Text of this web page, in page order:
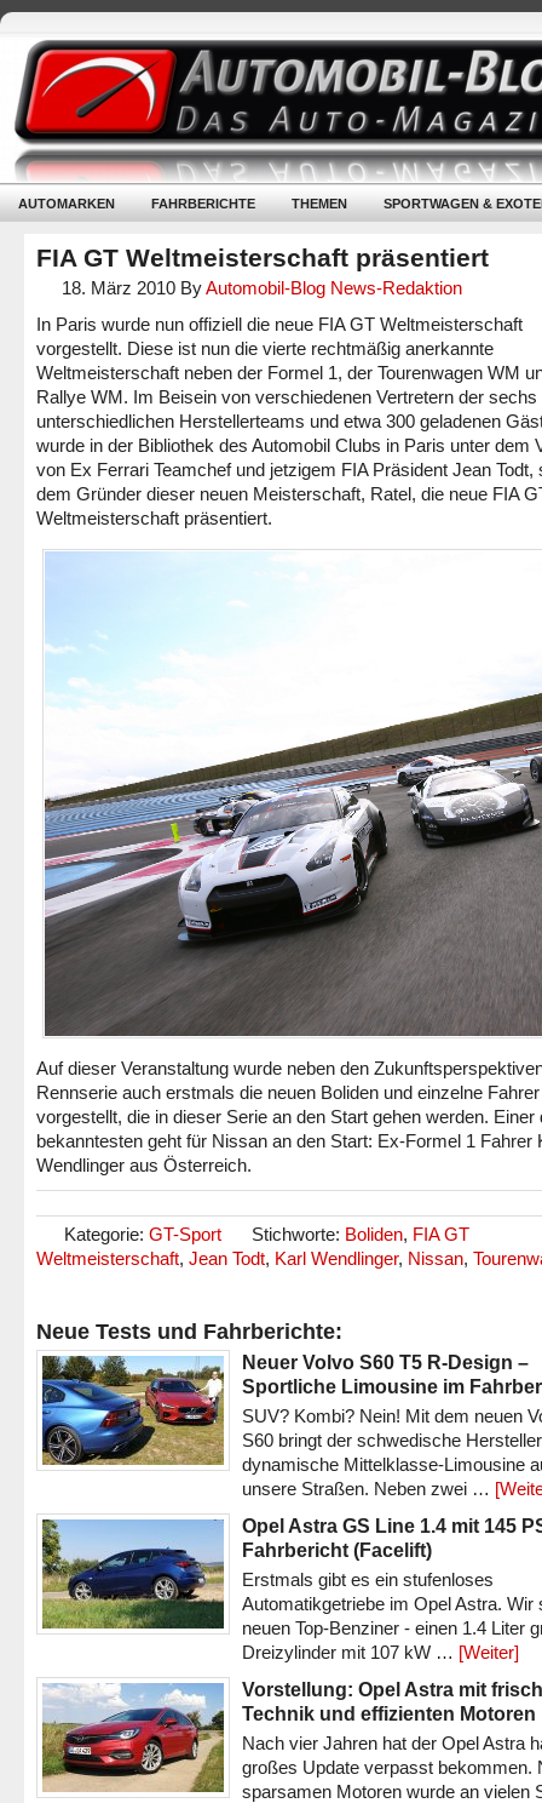
AUTOMARKEN FAHRBERICHTE THEMEN SPORTWAGEN &
FIA GT Weltmeisterschaft präsentiert
18. März 2010 ByAutomobil-Blog News-Redaktion
In Paris wurde nun offiziell die neue FIA GT Weltmeisterschaft
vorgestellt. Diese ist nun die vierte rechtmäßig anerkannte
Weltmeisterschaft neben der Formel 1, der Tourenwagen WM
Rallye WM. Im Beisein von verschiedenen Vertretern der sechs
unterschiedlichen Herstellerteams und etwa 300 geladenen
wurde in der Bibliothek des Automobil Clubs in Paris unter dem
von Ex Ferrari Teamchef und jetzigem FIA Präsident Jean Todt,
dem Gründer dieser neuen Meisterschaft, Ratel, die neue FIA
Weltmeisterschaft präsentiert.
Auf dieser Veranstaltung wurde neben den
Rennserie auch erstmals die neuen Boliden und einzelne Fahrer
vorgestellt, die in dieser Serie an den Start gehen werden. Einer
bekanntesten geht für Nissan an den Start: Ex-Formel 1 Fahrer
Wendlinger aus Österreich.
Kategorie: GT-Sport Stichworte: Boliden, FIA GT
Weltmeisterschaft, Jean Todt, Karl Wendlinger, Nissan,
Neue Tests und Fahrberichte:
Neuer Volvo S60 T5 R-Design –
Sportliche Limousine im
SUV? Kombi? Nein! Mit dem neuen
S60 bringt der schwedische
dynamische Mittelklasse-Limousine
unsere Straßen. Neben zwei …
Opel Astra GS Line 1.4 mit 145
Fahrbericht (Facelift)
Erstmals gibt es ein stufenloses
Automatikgetriebe im Opel Astra. Wir
neuen Top-Benziner - einen 1.4 Liter
Dreizylinder mit 107 kW … [Weiter]
Vorstellung: Opel Astra mit
Technik und effizienten Motoren
Nach vier Jahren hat der Opel Astra
großes Update verpasst bekommen.
sparsamen Motoren wurde an vielen